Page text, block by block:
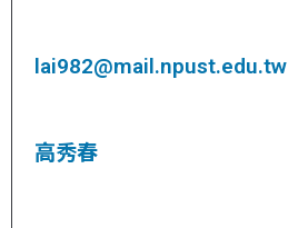
lai982@mail.npust.edu.tw
高秀春